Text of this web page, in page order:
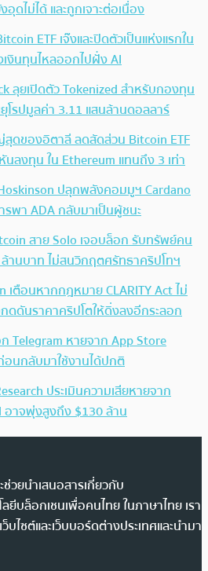
อุดไม่ได้ และถูกเจาะต่อเนื่อง
ETF เจ๊งและปิดตัวเป็นแห่งแรกใน
งินทุนไหลออกไปฝั่ง AI
ลุยเปิดตัว Tokenized สำหรับกองทุน
โรปมูลค่า 3.11 แสนล้านดอลลาร์
ดของอิตาลี ลดสัดส่วน Bitcoin ETF
นลงทุน ใน Ethereum แทนถึง 3 เท่า
ปลุกพลังคอมมูฯ Cardano
พา ADA กลับมาเป็นผู้ชนะ
สาย Solo เจอบล็อก รับทรัพย์คน
ล้านบาท ไม่สนวิกฤตศรัทธาคริปโทฯ
เตือนหากกฎหมาย CLARITY Act ไม่
ดดันราคาคริปโตให้ดิ่งลงอีกระลอก
Telegram หายจาก App Store
อนกลับมาใช้งานได้ปกติ
ประเมินความเสียหายจาก
อาจพุ่งสูงถึง $130 ล้าน
วยนำเสนอสารเกี่ยวกับ
ยีบล็อกเชนเพื่อคนไทย ในภาษาไทย เรา
ไซต์และเว็บบอร์ดต่างประเทศและนำมา